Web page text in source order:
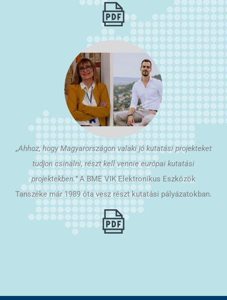
„Ahhoz, hogy Magyarországon valaki jó kutatási projekteket
tudjon csinálni, részt kell vennie európai kutatási
projektekben.”A BME VIK Elektronikus Eszközök
Tanszéke már 1989 óta vesz részt kutatási pályázatokban.